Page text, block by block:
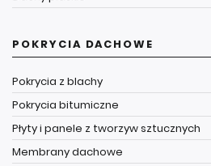
POKRYCIA DACHOWE
Pokrycia z blachy
Pokrycia bitumiczne
Płyty i panele z tworzyw sztucznych
Membrany dachowe